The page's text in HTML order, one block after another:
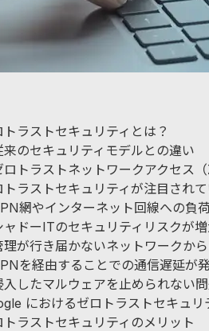
トラストセキュリティとは？
来のセキュリティモデルとの違い
ロトラストネットワークアクセス
トラストセキュリティが注目され
網やインターネット回線への負
ャドーITのセキュリティリスクが
理が行き届かないネットワークか
を経由することでの通信遅延が
入したマルウェアを止められない
におけるゼロトラストセキュリ
トラストセキュリティのメリット